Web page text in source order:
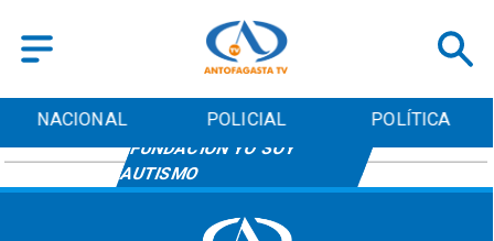
NACIONAL POLICIAL POLÍTICA
FUNDACIÓN YO SOY
AUTISMO